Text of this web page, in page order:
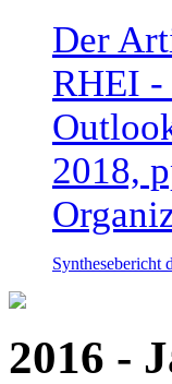
Der
RHEI -
2018,
Synthesebericht
2016 -